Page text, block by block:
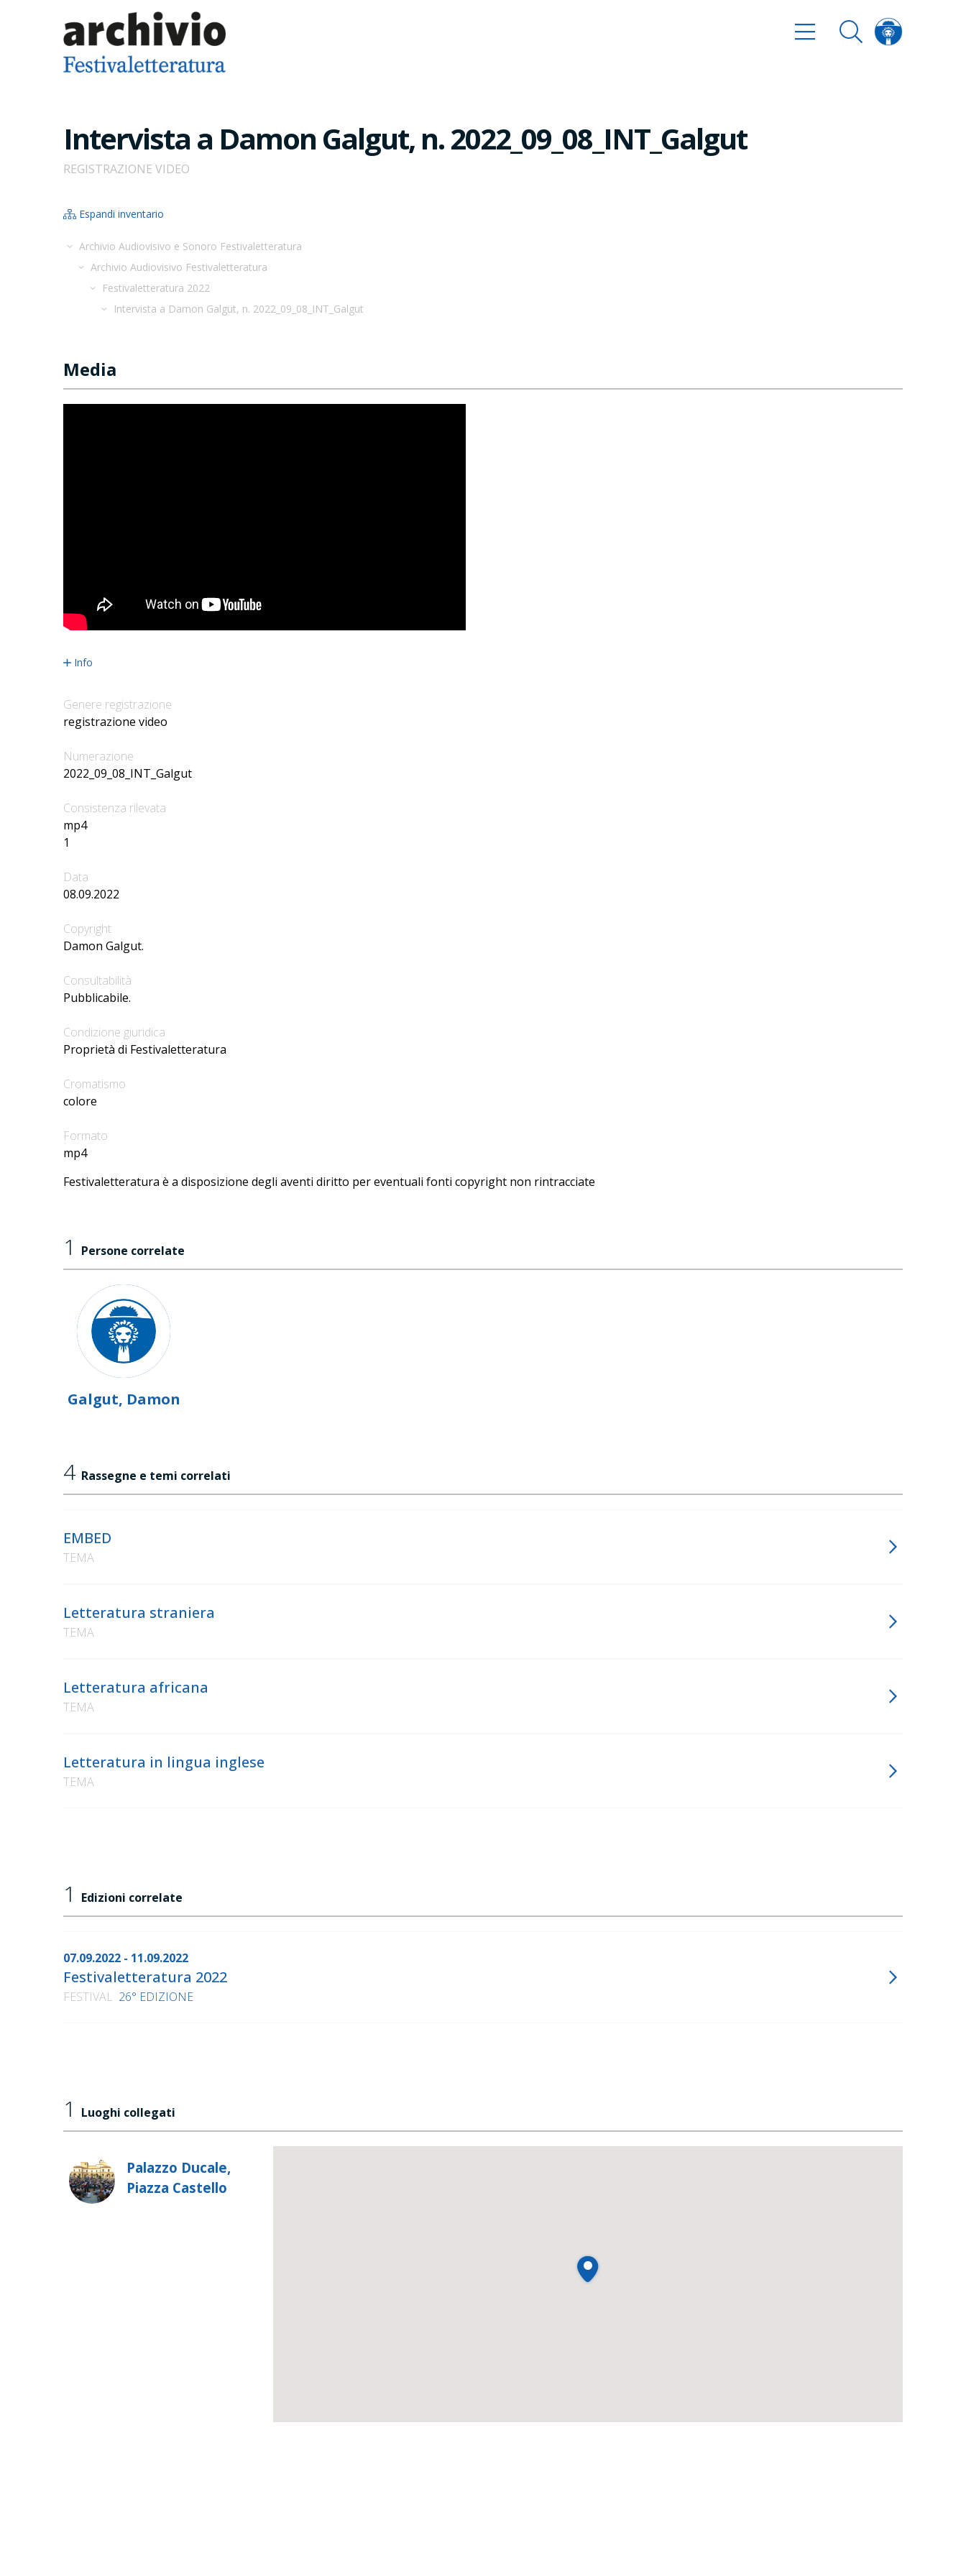
Intervista a Damon Galgut, n. 2022_09_08_INT_Galgut
REGISTRAZIONE VIDEO
Espandi inventario
Archivio Audiovisivo e Sonoro Festivaletteratura
Archivio Audiovisivo Festivaletteratura
Festivaletteratura 2022
Intervista a Damon Galgut, n. 2022_09_08_INT_Galgut
Media
Info
Genere registrazione
registrazione video
Numerazione
2022_09_08_INT_Galgut
Consistenza rilevata
mp4
1
Data
08.09.2022
Copyright
Damon Galgut.
Consultabilità
Pubblicabile.
Condizione giuridica
Proprietà di Festivaletteratura
Cromatismo
colore
Formato
mp4
Festivaletteratura è a disposizione degli aventi diritto per eventuali fonti copyright non rintracciate
1 Persone correlate
Galgut, Damon
4 Rassegne e temi correlati
EMBED
TEMA
Letteratura straniera
TEMA
Letteratura africana
TEMA
Letteratura in lingua inglese
TEMA
1 Edizioni correlate
07.09.2022 - 11.09.2022
Festivaletteratura 2022
FESTIVAL 26° EDIZIONE
1 Luoghi collegati
Palazzo Ducale,
Piazza Castello